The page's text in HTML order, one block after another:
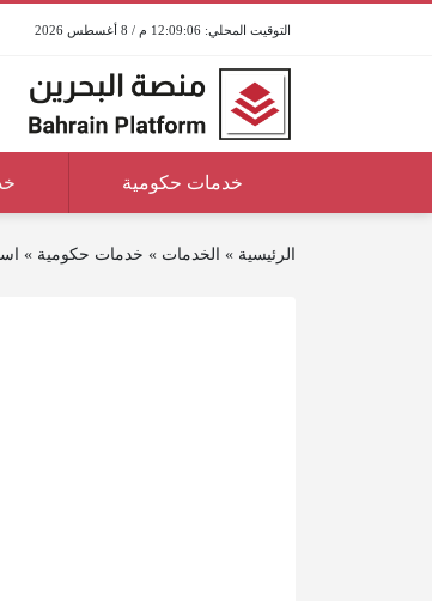
12:09:06 م / 8 أغسطس 2026
خدمات حكومية
الرئيسية » الخدمات » خدمات حكومية »